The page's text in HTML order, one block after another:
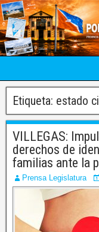
Etiqueta: estado
VILLEGAS:
derechos de
familias ante la
Prensa Legislatura